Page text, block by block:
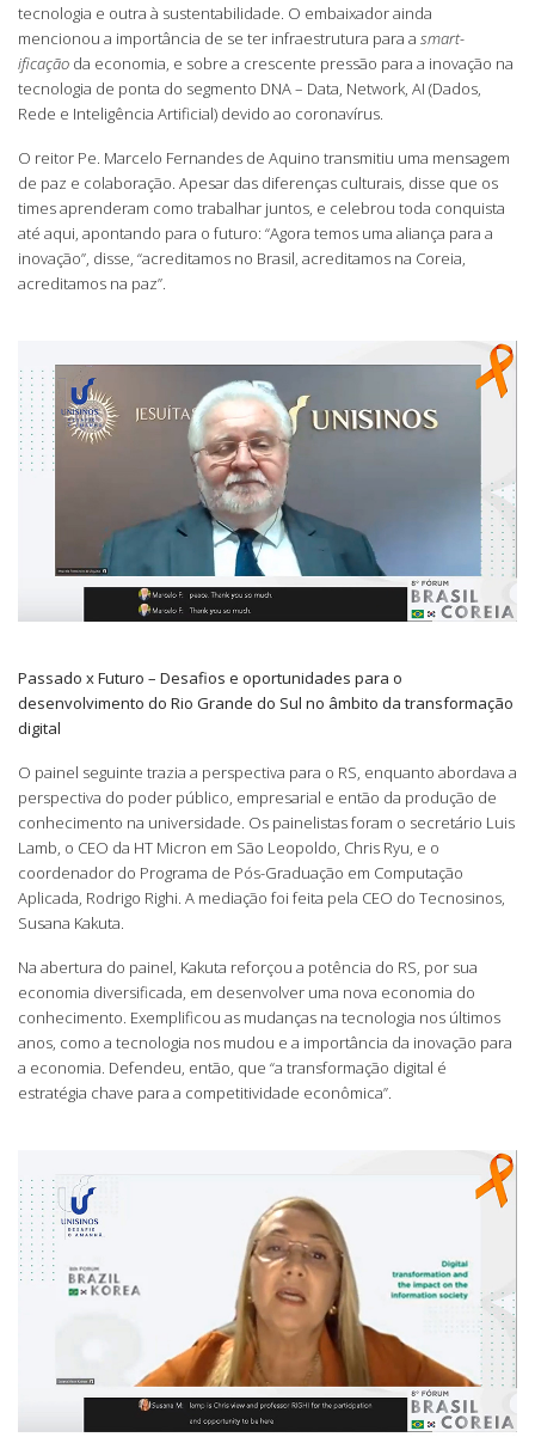
tecnologia e outra à sustentabilidade. O embaixador ainda
mencionou a importância de se ter infraestrutura para a smart-
ificação da economia, e sobre a crescente pressão para a inovação na
tecnologia de ponta do segmento DNA – Data, Network, AI (Dados,
Rede e Inteligência Artificial) devido ao coronavírus.
O reitor Pe. Marcelo Fernandes de Aquino transmitiu uma mensagem
de paz e colaboração. Apesar das diferenças culturais, disse que os
times aprenderam como trabalhar juntos, e celebrou toda conquista
até aqui, apontando para o futuro: “Agora temos uma aliança para a
inovação”, disse, “acreditamos no Brasil, acreditamos na Coreia,
acreditamos na paz”.
Passado x Futuro – Desafios e oportunidades para o
desenvolvimento do Rio Grande do Sul no âmbito da transformação
digital
O painel seguinte trazia a perspectiva para o RS, enquanto abordava a
perspectiva do poder público, empresarial e então da produção de
conhecimento na universidade. Os painelistas foram o secretário Luis
Lamb, o CEO da HT Micron em São Leopoldo, Chris Ryu, e o
coordenador do Programa de Pós-Graduação em Computação
Aplicada, Rodrigo Righi. A mediação foi feita pela CEO do Tecnosinos,
Susana Kakuta.
Na abertura do painel, Kakuta reforçou a potência do RS, por sua
economia diversificada, em desenvolver uma nova economia do
conhecimento. Exemplificou as mudanças na tecnologia nos últimos
anos, como a tecnologia nos mudou e a importância da inovação para
a economia. Defendeu, então, que “a transformação digital é
estratégia chave para a competitividade econômica”.